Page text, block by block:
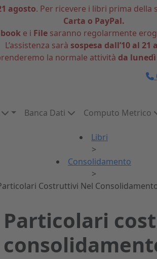
agosto. Per ricevere i libri prima della
Carta o PayPal.
e i File saranno regolarmente
L’assistenza sarà sospesa dall’10 al 21
la normale attività da
Banca Dati Computo Metrico
Libri
>
Consolidamento
>
Costruttivi Nel
Particolari